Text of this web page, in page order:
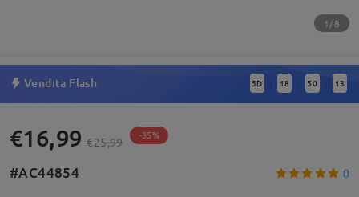
1/8
Vendita Flash 5D : 18 : 50 : 13
€16,99 €25,99 -35%
#AC44854 0